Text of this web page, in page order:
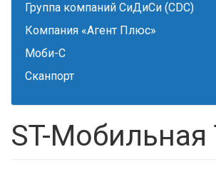
Группа компаний СиДиСи (CDC)
Компания «Агент Плюс»
Моби-С
Сканпорт
ST-Мобильная